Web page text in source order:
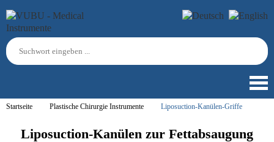
Startseite Plastische Chirurgie Instrumente Liposuction-Kanülen-Griffe
Liposuction-Kanülen zur Fettabsaugung